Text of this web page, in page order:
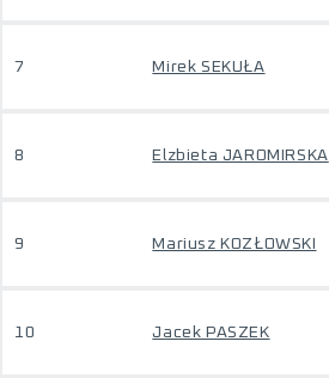
7 Mirek SEKUŁA
8 Elzbieta JAROMIRSKA
9 Mariusz KOZŁOWSKI
10 Jacek PASZEK